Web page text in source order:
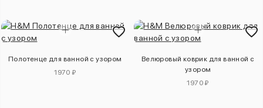
Полотенце для ванной с узором
1970 ₽
Велюровый коврик для ванной с
узором
1970 ₽